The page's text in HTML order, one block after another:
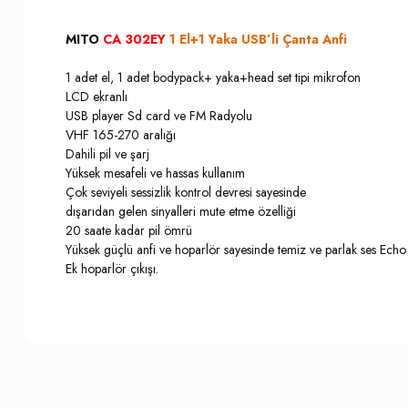
MITO CA 302EY 1 El+1 Yaka USB’li Çanta Anfi
1 adet el, 1 adet bodypack+ yaka+head set tipi mikrofon
LCD ekranlı
USB player Sd card ve FM Radyolu
VHF 165-270 aralığı
Dahili pil ve şarj
Yüksek mesafeli ve hassas kullanım
Çok seviyeli sessizlik kontrol devresi sayesinde
dışarıdan gelen sinyalleri mute etme özelliği
20 saate kadar pil ömrü
Yüksek güçlü anfi ve hoparlör sayesinde temiz ve parlak ses Echo
Ek hoparlör çıkışı.